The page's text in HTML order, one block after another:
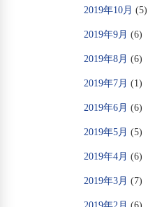
2019年10月 (5)
2019年9月 (6)
2019年8月 (6)
2019年7月 (1)
2019年6月 (6)
2019年5月 (5)
2019年4月 (6)
2019年3月 (7)